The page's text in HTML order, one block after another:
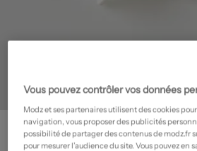
BUHO
T-shirt - Coupe droite- Outlet
Vous pouvez contrôler vos données
Modz et ses partenaires utilisent des cookies
navigation, vous proposer des publicités
possibilité de partager des contenus de modz.fr
pour mesurer l’audience du site. Vous pouvez en